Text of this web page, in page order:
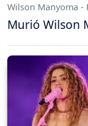
Wilson Manyoma -
Murió Wilson